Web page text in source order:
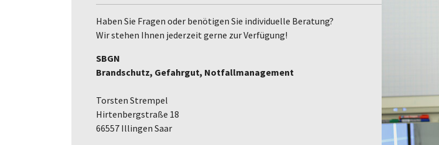
Haben Sie Fragen oder benötigen Sie individuelle Beratung?
Wir stehen Ihnen jederzeit gerne zur Verfügung!
SBGN
Brandschutz, Gefahrgut, Notfallmanagement
Torsten Strempel
Hirtenbergstraße 18
66557 Illingen Saar